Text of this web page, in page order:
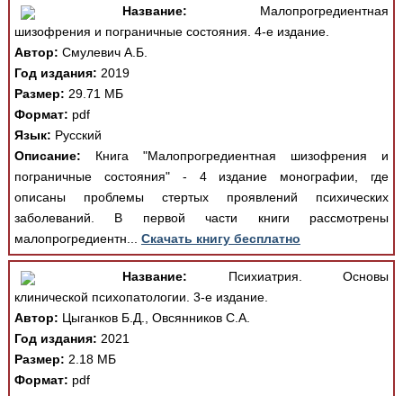
Название: Малопрогредиентная
шизофрения и пограничные состояния. 4-е издание.
Автор: Смулевич А.Б.
Год издания: 2019
Размер: 29.71 МБ
Формат: pdf
Язык: Русский
Описание: Книга "Малопрогредиентная шизофрения и
пограничные состояния" - 4 издание монографии, где
описаны проблемы стертых проявлений психических
заболеваний. В первой части книги рассмотрены
малопрогредиентн... Скачать книгу бесплатно
Название: Психиатрия. Основы
клинической психопатологии. 3-е издание.
Автор: Цыганков Б.Д., Овсянников С.А.
Год издания: 2021
Размер: 2.18 МБ
Формат: pdf